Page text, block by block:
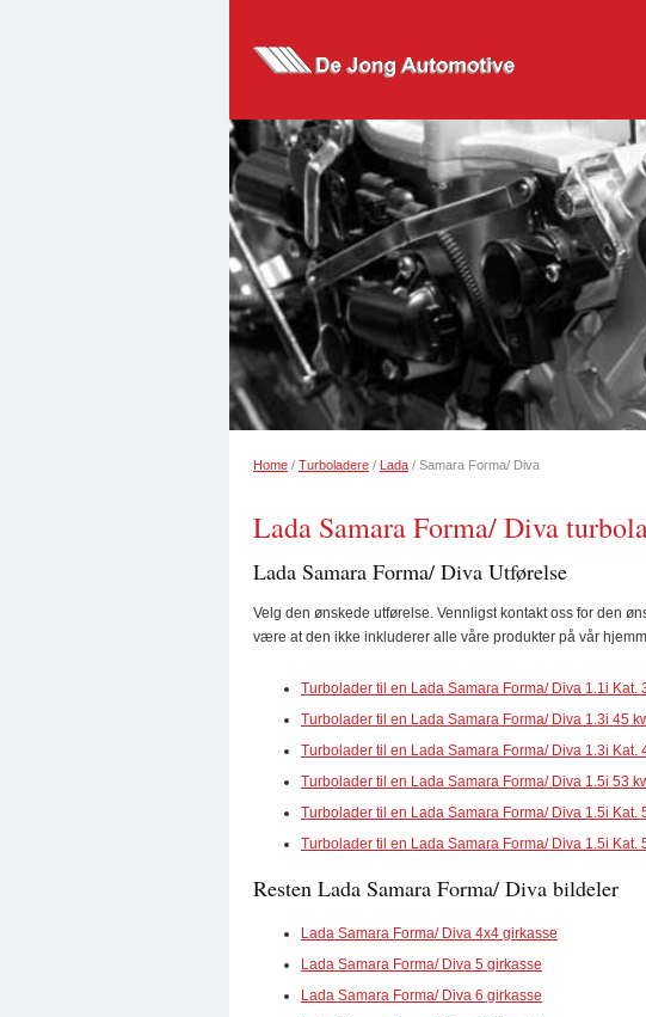
Home / Turboladere / Lada / Samara Forma/ Diva
Lada Samara Forma/ Diva
Lada Samara Forma/ Diva Utførelse
Velg den ønskede utførelse. Vennligst kontakt oss for den
være at den ikke inkluderer alle våre produkter på vår
Turbolader til en Lada Samara Forma/ Diva 1.1i Kat.
Turbolader til en Lada Samara Forma/ Diva 1.3i 45
Turbolader til en Lada Samara Forma/ Diva 1.3i Kat.
Turbolader til en Lada Samara Forma/ Diva 1.5i 53
Turbolader til en Lada Samara Forma/ Diva 1.5i Kat.
Turbolader til en Lada Samara Forma/ Diva 1.5i Kat.
Resten Lada Samara Forma/ Diva bildeler
Lada Samara Forma/ Diva 4x4 girkasse
Lada Samara Forma/ Diva 5 girkasse
Lada Samara Forma/ Diva 6 girkasse